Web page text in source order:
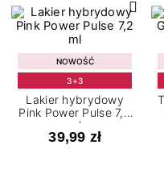
NOWOŚĆ
3+3
Lakier hybrydowy
Pink Power Pulse 7,2
ml
39,99 zł